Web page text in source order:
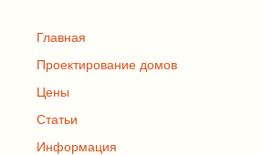
Главная
Проектирование домов
Цены
Статьи
Информация